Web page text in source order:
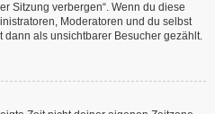
Sitzung verbergen“. Wenn du diese
Moderatoren und du selbst
als unsichtbarer Besucher gezählt.